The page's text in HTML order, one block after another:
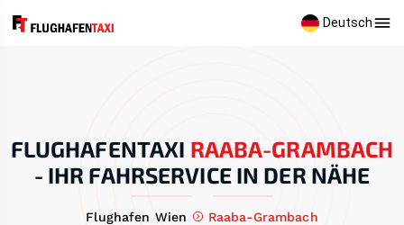
Deutsch
FLUGHAFENTAXI RAABA-GRAMBACH
- IHR FAHRSERVICE IN DER NÄHE
Flughafen Wien Raaba-Grambach